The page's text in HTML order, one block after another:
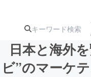
日本と海外
ビ”のマーケ